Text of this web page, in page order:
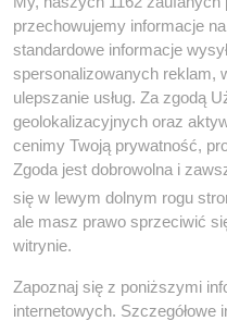
przechowujemy informacje
standardowe informacje
spersonalizowanych reklam,
ulepszanie usług. Za zgodą
geolokalizacyjnych oraz
cenimy Twoją prywatność,
Zgoda jest dobrowolna i
się w lewym dolnym rogu
ale masz prawo sprzeciwić
witrynie.
Zapoznaj się z poniższymi
internetowych.